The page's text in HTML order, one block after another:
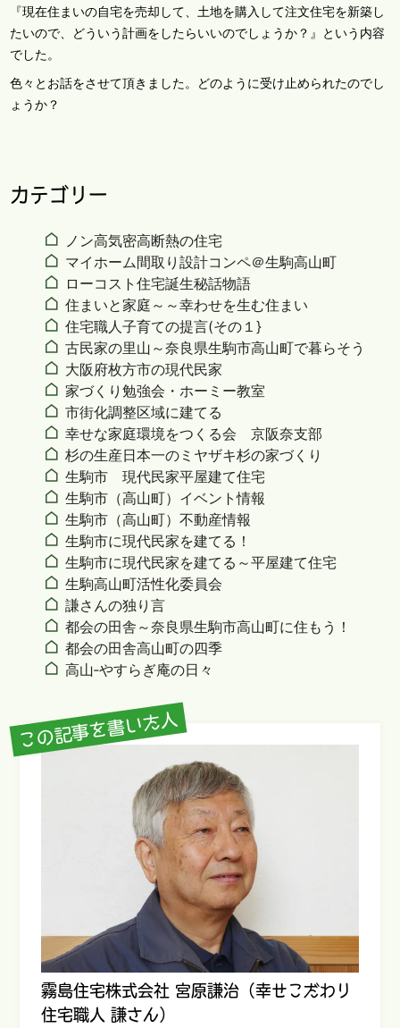
『現在住まいの自宅を売却して、土地を購入して注文住宅を新築し
たいので、どういう計画をしたらいいのでしょうか？』という内容
でした。
色々とお話をさせて頂きました。どのように受け止められたのでし
ょうか？
カテゴリー
ノン高気密高断熱の住宅
マイホーム間取り設計コンペ＠生駒高山町
ローコスト住宅誕生秘話物語
住まいと家庭～～幸わせを生む住まい
住宅職人子育ての提言(その１}
古民家の里山～奈良県生駒市高山町で暮らそう
大阪府枚方市の現代民家
家づくり勉強会・ホーミー教室
市街化調整区域に建てる
幸せな家庭環境をつくる会 京阪奈支部
杉の生産日本一のミヤザキ杉の家づくり
生駒市 現代民家平屋建て住宅
生駒市（高山町）イベント情報
生駒市（高山町）不動産情報
生駒市に現代民家を建てる！
生駒市に現代民家を建てる～平屋建て住宅
生駒高山町活性化委員会
謙さんの独り言
都会の田舎～奈良県生駒市高山町に住もう！
都会の田舎高山町の四季
高山‐やすらぎ庵の日々
この記事を書いた人
霧島住宅株式会社 宮原謙治（幸せこだわり
住宅職人 謙さん）